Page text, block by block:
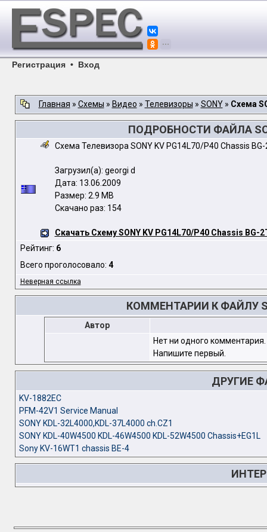
Регистрация • Вход
Главная » Схемы » Видео » Телевизоры » SONY» Схема
ПОДРОБНОСТИ ФАЙЛА
Схема Телевизора SONY KV PG14L70/P40 Chassis
Загрузил(а): georgi d
Дата: 13.06.2009
Размер: 2.9 MB
Скачано раз: 154
Скачать Схему SONY KV PG14L70/P40 Chassis BG-
Рейтинг: 6
Всего проголосовало: 4
Неверная ссылка
КОММЕНТАРИИ К ФАЙЛУ
Автор
Нет ни одного комментария.
Напишите первый.
ДРУГИЕ
KV-1882EC
PFM-42V1 Service Manual
SONY KDL-32L4000,KDL-37L4000 ch.CZ1
SONY KDL-40W4500 KDL-46W4500 KDL-52W4500 Chassis+EG1L
Sony KV-16WT1 chassis BE-4